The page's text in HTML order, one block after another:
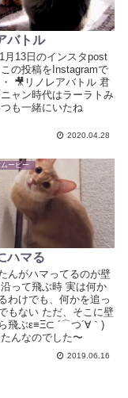
バトル
月13日のインスタpost
の投稿をInstagramで
🎥リノレアバトル 君
ャン時代はラーラトみ
も一緒にいたね
2020.04.28
ービー
ハマる
んがハマってるのが壁
って飛ぶ時 実は何か
わけでも、何かを追っ
もない ただ、そこに壁
飛ぶε≡Ξ⊂ ´⌒つ´∀｀)
んなのでした〜
2019.06.16